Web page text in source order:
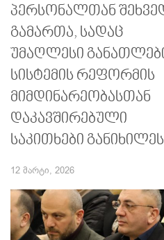
პერსონალთან
გამართა, სადაც
უმაღლესი
სისტემის რეფორმის
მიმდინარეობასთან
დაკავშირებული
საკითხები
12 მარტი, 2026